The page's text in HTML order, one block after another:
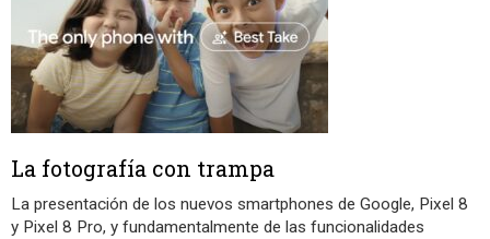
La fotografía con trampa
La presentación de los nuevos smartphones de Google, Pixel 8
y Pixel 8 Pro, y fundamentalmente de las funcionalidades